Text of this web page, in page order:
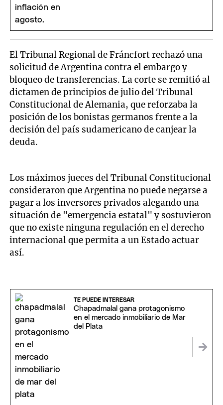
El Tribunal Regional de Fráncfort rechazó una
solicitud de Argentina contra el embargo y
bloqueo de transferencias. La corte se remitió al
dictamen de principios de julio del Tribunal
Constitucional de Alemania, que reforzaba la
posición de los bonistas germanos frente a la
decisión del país sudamericano de canjear la
deuda.
Los máximos jueces del Tribunal Constitucional
consideraron que Argentina no puede negarse a
pagar a los inversores privados alegando una
situación de "emergencia estatal" y sostuvieron
que no existe ninguna regulación en el derecho
internacional que permita a un Estado actuar
así.
TE PUEDE INTERESAR
Chapadmalal gana protagonismo
en el mercado inmobiliario de Mar
del Plata